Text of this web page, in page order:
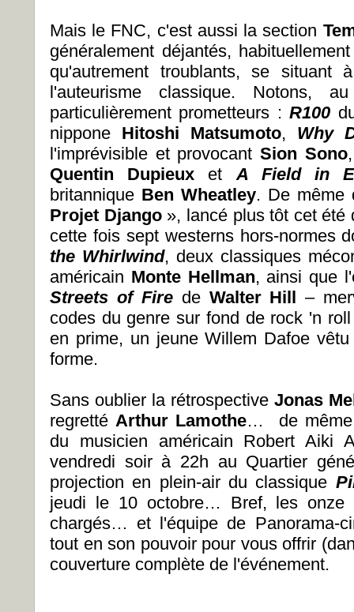
Mais le FNC, c'est aussi la section
généralement déjantés,
qu'autrement troublants, se
l'auteurisme classique. Notons,
particulièrement prometteurs :R100
nippone Hitoshi Matsumoto, Why
l'imprévisible et provocant Sion Sono
Quentin Dupieux etA Field in
britannique Ben Wheatley. De même
Projet Django », lancé plus tôt cet été
cette fois sept westerns hors-normes
the Whirlwind, deux classiques
américain Monte Hellman, ainsi que
Streets of Fire de Walter Hill–
codes du genre sur fond de rock 'n
en prime, un jeune Willem Dafoe
forme.
Sans oublier la rétrospective Jonas
regrettéArthur Lamothe… de même
du musicien américain Robert Aiki
vendredi soir à 22h au Quartier
projection en plein-air du classique
jeudi le 10 octobre… Bref, les onze
chargés… et l'équipe de Panorama-
tout en son pouvoir pour vous offrir
couverture complète de l'événement.